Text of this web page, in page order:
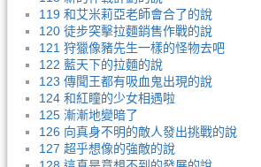
119 和艾米莉亞老師會合了的說
120 徒步突擊拉麵銷售作戰的說
121 狩獵像豬先生一樣的怪物去吧
122 藍天下的拉麵的說
123 傳聞王都有吸血鬼出現的說
124 和紅瞳的少女相遇啦
125 漸漸地變暗了
126 向真身不明的敵人發出挑戰的說
127 超乎想像的強敵的說